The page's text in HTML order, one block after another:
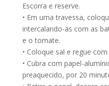
Escorra e reserve.
• Em uma travessa,
intercalando-as com as
e o tomate.
• Coloque sal e regue
• Cubra com papel-
preaquecido, por 20